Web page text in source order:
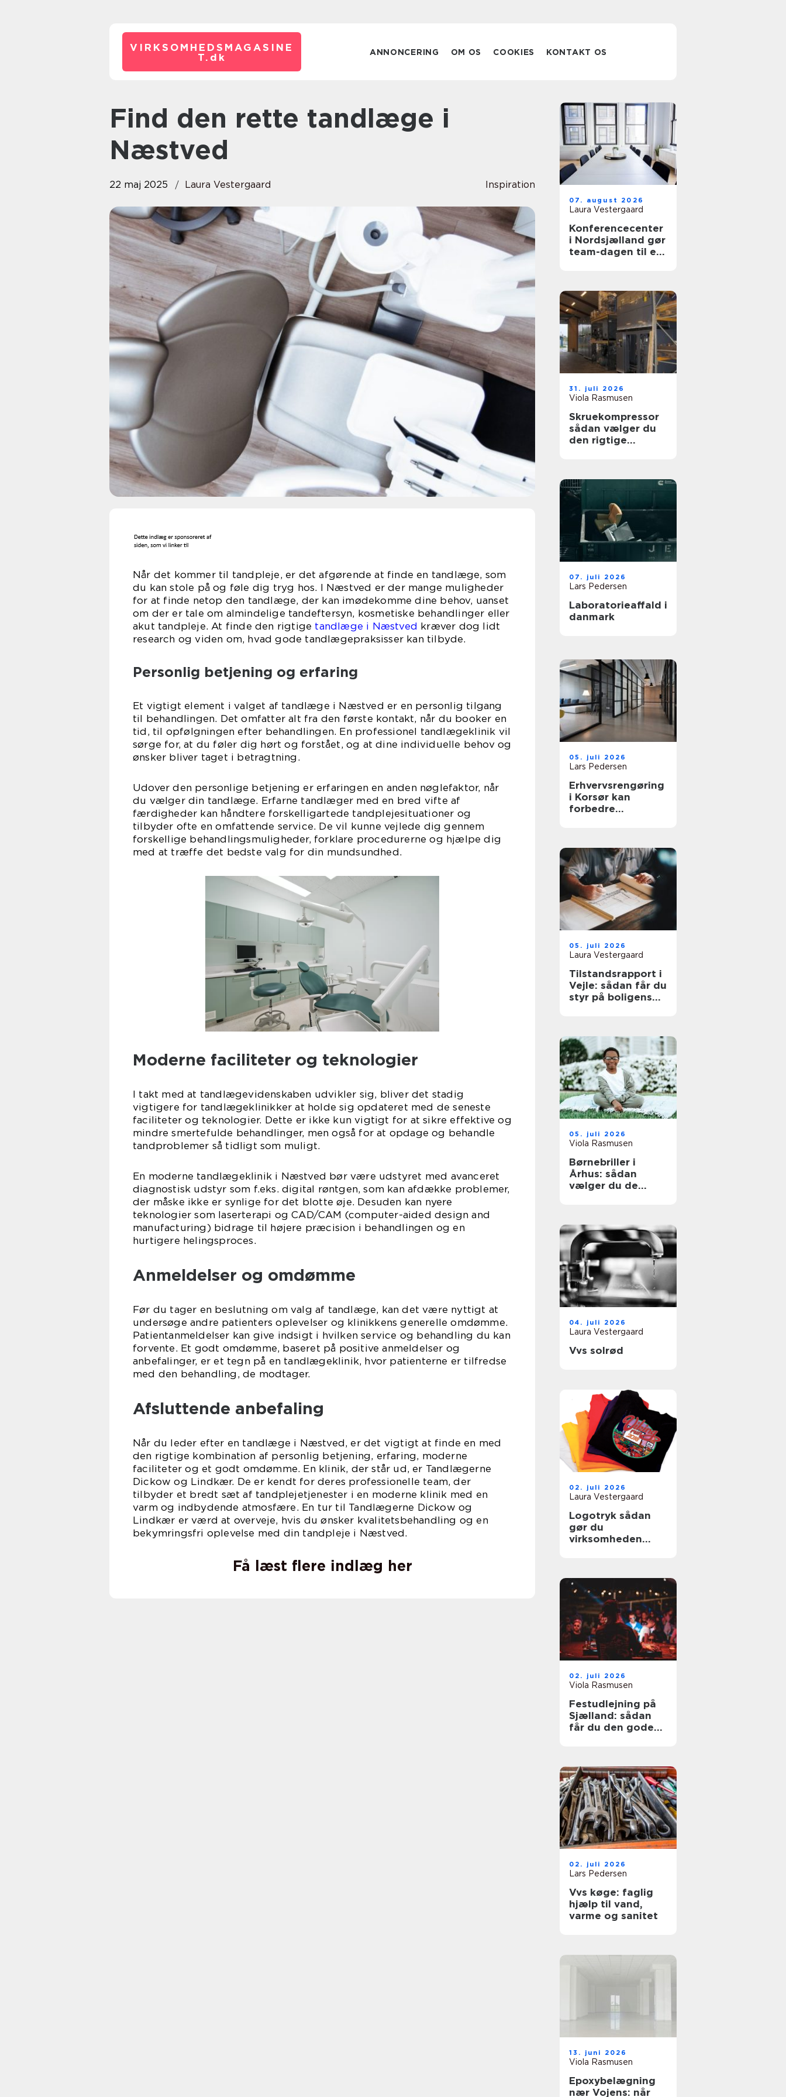
VIRKSOMHEDSMAGASINE
T. dk ANNONCERING OM OS COOKIES KONTAKT OS
Find den rette tandlæge i
Næstved
22 maj 2025 Laura Vestergaard Inspiration
Når det kommer til tandpleje, er det afgørende at finde en tandlæge, som
du kan stole på og føle dig tryg hos. I Næstved er der mange muligheder
for at finde netop den tandlæge, der kan imødekomme dine behov, uanset
om der er tale om almindelige tandeftersyn, kosmetiske behandlinger eller
akut tandpleje. At finde den rigtige tandlæge i Næstved kræver dog lidt
research og viden om, hvad gode tandlægepraksisser kan tilbyde.
Personlig betjening og erfaring
Et vigtigt element i valget af tandlæge i Næstved er en personlig tilgang
til behandlingen. Det omfatter alt fra den første kontakt, når du booker en
tid, til opfølgningen efter behandlingen. En professionel tandlægeklinik vil
sørge for, at du føler dig hørt og forstået, og at dine individuelle behov og
ønsker bliver taget i betragtning.
Udover den personlige betjening er erfaringen en anden nøglefaktor, når
du vælger din tandlæge. Erfarne tandlæger med en bred vifte af
færdigheder kan håndtere forskelligartede tandplejesituationer og
tilbyder ofte en omfattende service. De vil kunne vejlede dig gennem
forskellige behandlingsmuligheder, forklare procedurerne og hjælpe dig
med at træffe det bedste valg for din mundsundhed.
Moderne faciliteter og teknologier
I takt med at tandlægevidenskaben udvikler sig, bliver det stadig
vigtigere for tandlægeklinikker at holde sig opdateret med de seneste
faciliteter og teknologier. Dette er ikke kun vigtigt for at sikre effektive og
mindre smertefulde behandlinger, men også for at opdage og behandle
tandproblemer så tidligt som muligt.
En moderne tandlægeklinik i Næstved bør være udstyret med avanceret
diagnostisk udstyr som f.eks. digital røntgen, som kan afdække problemer,
der måske ikke er synlige for det blotte øje. Desuden kan nyere
teknologier som laserterapi og CAD/CAM (computer-aided design and
manufacturing) bidrage til højere præcision i behandlingen og en
hurtigere helingsproces.
Anmeldelser og omdømme
Før du tager en beslutning om valg af tandlæge, kan det være nyttigt at
undersøge andre patienters oplevelser og klinikkens generelle omdømme.
Patientanmeldelser kan give indsigt i hvilken service og behandling du kan
forvente. Et godt omdømme, baseret på positive anmeldelser og
anbefalinger, er et tegn på en tandlægeklinik, hvor patienterne er tilfredse
med den behandling, de modtager.
Afsluttende anbefaling
Når du leder efter en tandlæge i Næstved, er det vigtigt at finde en med
den rigtige kombination af personlig betjening, erfaring, moderne
faciliteter og et godt omdømme. En klinik, der står ud, er Tandlægerne
Dickow og Lindkær. De er kendt for deres professionelle team, der
tilbyder et bredt sæt af tandplejetjenester i en moderne klinik med en
varm og indbydende atmosfære. En tur til Tandlægerne Dickow og
Lindkær er værd at overveje, hvis du ønsker kvalitetsbehandling og en
bekymringsfri oplevelse med din tandpleje i Næstved.
Få læst flere indlæg her
07. august 2026
Laura Vestergaard
Konferencecenter
i Nordsjælland gør
team-dagen til en
31. juli 2026
Viola Rasmusen
Skruekompressor
sådan vælger du
den rigtige
07. juli 2026
Lars Pedersen
Laboratorieaffald i
danmark
05. juli 2026
Lars Pedersen
Erhvervsrengøring
i Korsør kan
forbedre
05. juli 2026
Laura Vestergaard
Tilstandsrapport i
Vejle: sådan får du
styr på boligens
05. juli 2026
Viola Rasmusen
Børnebriller i
Århus: sådan
vælger du de
04. juli 2026
Laura Vestergaard
Vvs solrød
02. juli 2026
Laura Vestergaard
Logotryk sådan
gør du
virksomheden
02. juli 2026
Viola Rasmusen
Festudlejning på
Sjælland: sådan
får du den gode
02. juli 2026
Lars Pedersen
Vvs køge: faglig
hjælp til vand,
varme og sanitet
13. juni 2026
Viola Rasmusen
Epoxybelægning
nær Vojens: når